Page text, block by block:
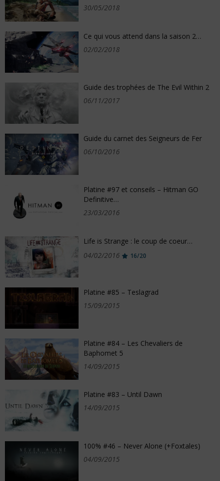
30/05/2018
Ce qui vous attend dans la saison 2…
02/02/2018
Guide des trophées de The Evil Within 2
06/11/2017
Guide du carnet des Seigneurs de Fer
06/10/2016
Platine #97 et conseils – Hitman GO
Definitive…
23/03/2016
Life is Strange : le coup de coeur…
04/02/2016
16/20
Platine #85 – Teslagrad
15/09/2015
Platine #84 – Les Chevaliers de
Baphomet 5
14/09/2015
Platine #83 – Until Dawn
14/09/2015
100% #46 – Never Alone (+Foxtales)
04/09/2015